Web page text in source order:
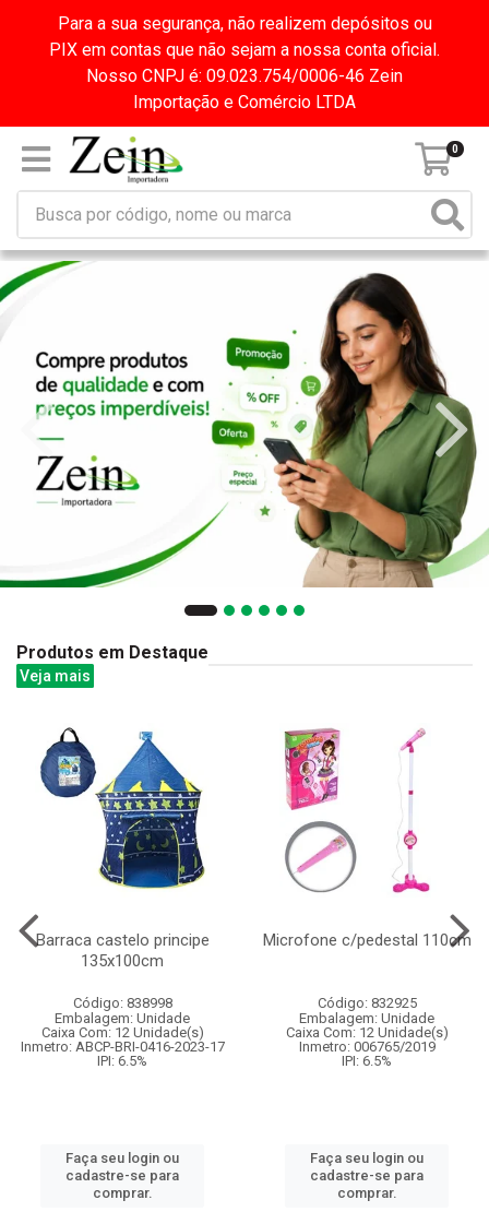
Para a sua segurança, não realizem depósitos ou
PIX em contas que não sejam a nossa conta oficial.
Nosso CNPJ é: 09.023.754/0006-46 Zein
Importação e Comércio LTDA
0
Produtos em Destaque
Veja mais
Barraca castelo principe
135x100cm
Código: 838998
Embalagem: Unidade
Caixa Com: 12 Unidade(s)
Inmetro: ABCP-BRI-0416-2023-17
IPI: 6.5%
Faça seu login ou
cadastre-se para
comprar.
Microfone c/pedestal 110cm
Código: 832925
Embalagem: Unidade
Caixa Com: 12 Unidade(s)
Inmetro: 006765/2019
IPI: 6.5%
Faça seu login ou
cadastre-se para
comprar.